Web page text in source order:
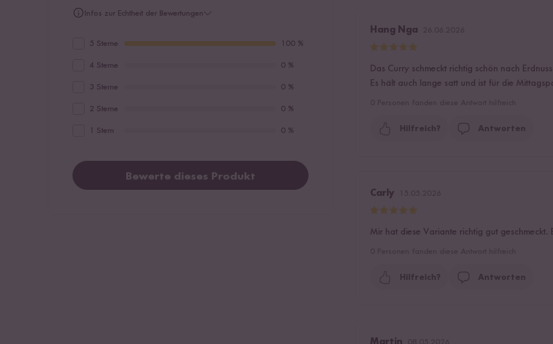
Infos zur Echtheit der Bewertungen
5 Sterne 100 %
4 Sterne 0 %
3 Sterne 0 %
2 Sterne 0 %
1 Stern 0 %
Bewerte dieses Produkt
Hang Nga
Das Curry schmeckt richtig schön nach
Es hält auch lange satt und ist für die
Hilfreich? Antworten
Carly
Mir hat diese Variante richtig gut geschmeckt.
Hilfreich? Antworten